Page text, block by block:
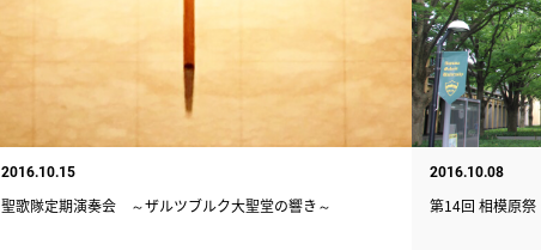
2016.10.15
聖歌隊定期演奏会 ～ザルツブルク大聖堂の響き～
2016.10.08
第14回 相模原祭